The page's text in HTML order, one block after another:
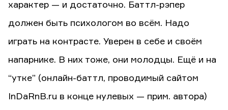
характер — и достаточно. Баттл-рэпер
должен быть психологом во всём. Надо
играть на контрасте. Уверен в себе и своём
напарнике. В них тоже, они молодцы. Ещё и на
“утке” (онлайн-баттл, проводимый сайтом
InDaRnB.ru в конце нулевых — прим. автора)